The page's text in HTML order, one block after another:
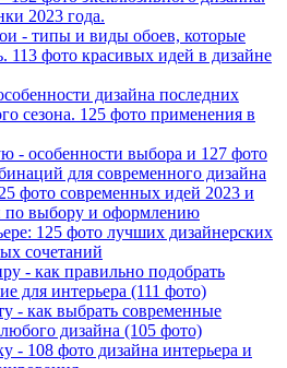
2023 года.
- типы и виды обоев, которые
113 фото красивых идей в дизайне
дизайна последних
сезона. 125 фото применения в
- особенности выбора и 127 фото
для современного дизайна
фото современных идей 2023 и
по выбору и оформлению
125 фото лучших дизайнерских
сочетаний
- как правильно подобрать
для интерьера (111 фото)
- как выбрать современные
дизайна (105 фото)
- 108 фото дизайна интерьера и